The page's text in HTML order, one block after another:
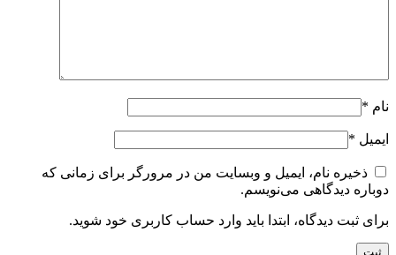
نام *
ایمیل *
ذخیره نام، ایمیل و وبسایت من در مرورگر برای زمانی که
دوباره دیدگاهی می‌نویسم.
برای ثبت دیدگاه، ابتدا باید وارد حساب کاربری خود شوید.